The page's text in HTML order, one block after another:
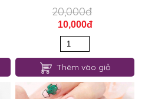
20,000đ
10,000đ
Thêm vào giỏ